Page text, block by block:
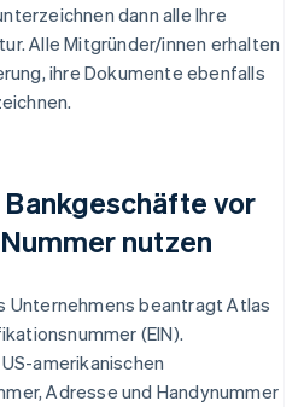
dann alle Ihre
Alle Mitgründer/innen erhalten
ihre Dokumente ebenfalls
vor
nutzen
Unternehmens beantragt Atlas
(EIN).
amerikanischen
Adresse und Handynummer